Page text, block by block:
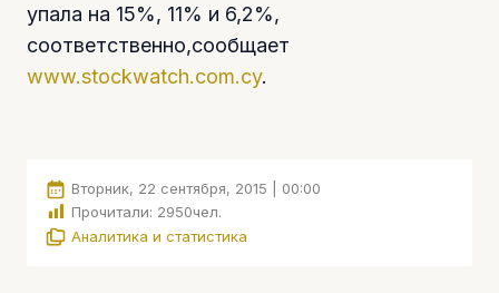
упала на 15%, 11% и 6,2%,
соответственно,сообщает
www.stockwatch.com.cy.
Вторник, 22 сентября, 2015 | 00:00
Прочитали: 2950чел.
Аналитика и статистика